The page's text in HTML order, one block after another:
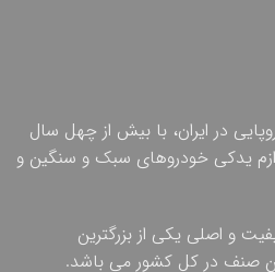
در ایران، با بیش از چهل سال
یدکی خودروهای سبک و سنگین و
و اصلی یکی از بزرگترین
صنف در کل کشور می باشد.